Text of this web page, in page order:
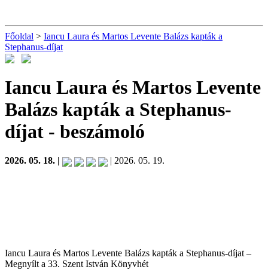
Főoldal > Iancu Laura és Martos Levente Balázs kapták a
Stephanus-díjat
Iancu Laura és Martos Levente
Balázs kapták a Stephanus-
díjat - beszámoló
2026. 05. 18. | | 2026. 05. 19.
Iancu Laura és Martos Levente Balázs kapták a Stephanus-díjat –
Megnyílt a 33. Szent István Könyvhét